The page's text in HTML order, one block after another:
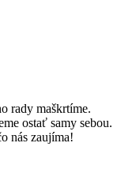
rady maškrtíme.
ostať samy sebou.
nás zaujíma!